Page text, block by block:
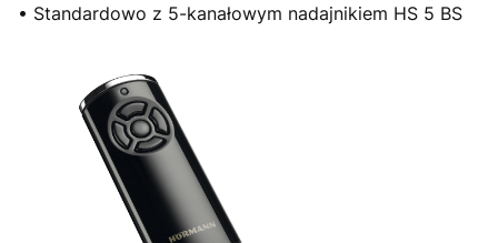
• Standardowo z 5-kanałowym nadajnikiem HS 5 BS